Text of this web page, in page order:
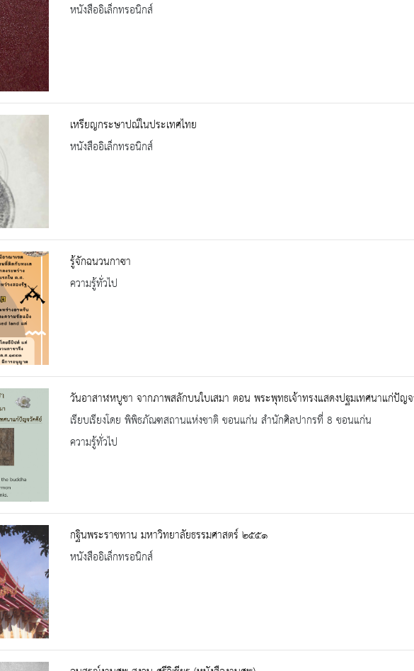
หนังสืออิเล็กทรอนิกส์
เหรียญกระษาปณ์ในประเทศไทย
หนังสืออิเล็กทรอนิกส์
รู้จักฉนวนกาซา
ความรู้ทั่วไป
วันอาสาฬหบูชา จากภาพสลักบนใบเสมา ตอน พระพุทธเจ้าทรงแสดงปฐมเทศนาแก่ปัญ
เรียบเรียงโดย พิพิธภัณฑสถานแห่งชาติ ขอนแก่น สำนักศิลปากรที่ 8 ขอนแก่น
ความรู้ทั่วไป
กฐินพระราชทาน มหาวิทยาลัยธรรมศาสตร์ ๒๕๕๑
หนังสืออิเล็กทรอนิกส์